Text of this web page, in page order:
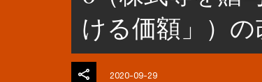
ける価額」）の
2020-09-29